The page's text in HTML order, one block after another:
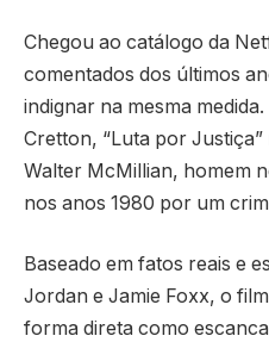
Chegou ao catálogo da
comentados dos últimos
indignar na mesma
Cretton, “Luta por
Walter McMillian, homem
nos anos 1980 por um
Baseado em fatos reais e
Jordan e Jamie Foxx, o
forma direta como